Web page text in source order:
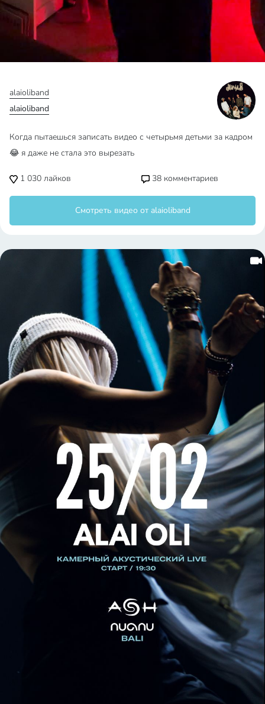
alaioliband
alaioliband
Когда пытаешься записать видео с четырьмя детьми за кадром
😂 я даже не стала это вырезать
1 030 лайков 38 комментариев
Смотреть видео от alaioliband